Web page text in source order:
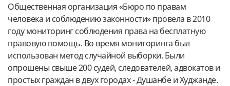
Общественная организация «Бюро по правам
человека и соблюдению законности» провела в 2010
году мониторинг соблюдения права на бесплатную
правовую помощь. Во время мониторинга был
использован метод случайной выборки. Были
опрошены свыше 200 судей, следователей, адвокатов и
простых граждан в двух городах - Душанбе и Худжанде.